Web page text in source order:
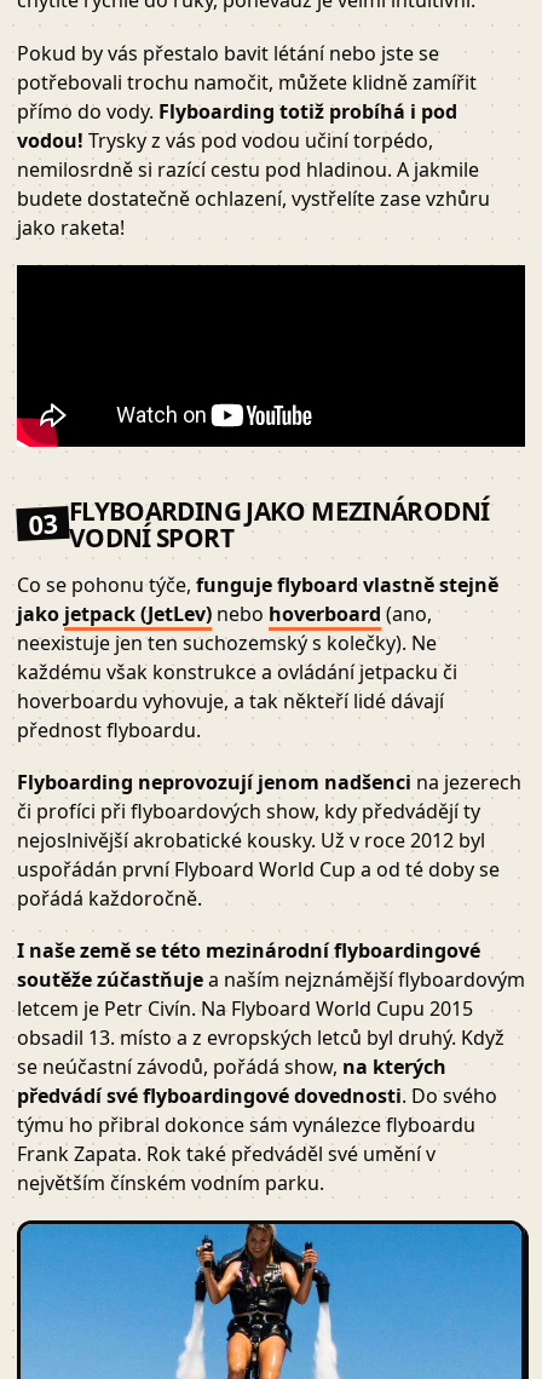
Pokud by vás přestalo bavit létání nebo jste se
potřebovali trochu namočit, můžete klidně zamířit
přímo do vody. Flyboarding totiž probíhá i pod
vodou! Trysky z vás pod vodou učiní torpédo,
nemilosrdně si razící cestu pod hladinou. A jakmile
budete dostatečně ochlazení, vystřelíte zase vzhůru
jako raketa!
03 FLYBOARDING JAKO MEZINÁRODNÍ
VODNÍ SPORT
Co se pohonu týče, funguje flyboard vlastně stejně
jako jetpack (JetLev) nebo hoverboard(ano,
neexistuje jen ten suchozemský s kolečky). Ne
každému však konstrukce a ovládání jetpacku či
hoverboardu vyhovuje, a tak někteří lidé dávají
přednost flyboardu.
Flyboarding neprovozují jenom nadšenci na jezerech
či profíci při flyboardových show, kdy předvádějí ty
nejoslnivější akrobatické kousky. Už v roce 2012 byl
uspořádán první Flyboard World Cup a od té doby se
pořádá každoročně.
I naše země se této mezinárodní flyboardingové
soutěže zúčastňujea naším nejznámější flyboardovým
letcem je Petr Civín. Na Flyboard World Cupu 2015
obsadil 13. místo a z evropských letců byl druhý. Když
se neúčastní závodů, pořádá show, na kterých
předvádí své flyboardingové dovednosti. Do svého
týmu ho přibral dokonce sám vynálezce flyboardu
Frank Zapata. Rok také předváděl své umění v
největším čínském vodním parku.